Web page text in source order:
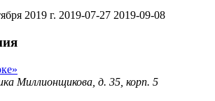
2019 г. 2019-07-27 2019-09-08
Миллионщикова, д. 35, корп. 5